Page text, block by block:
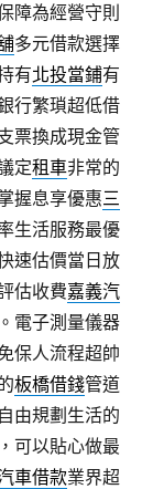
障為經營守則
多元借款選擇
有北投當鋪有
行繁瑣超低借
票換成現金管
定租車非常的
握息享優惠三
生活服務最優
速估價當日放
估收費嘉義汽
電子測量儀器
保人流程超帥
板橋借錢管道
由規劃生活的
可以貼心做最
車借款業界超